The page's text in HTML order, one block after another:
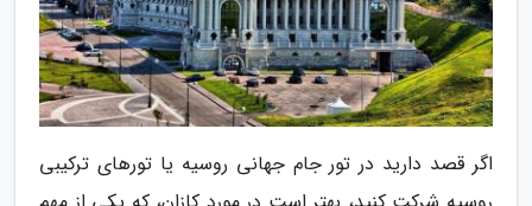
اگر قصد دارید در تور جام جهانی روسیه یا تورهای ترکیبی